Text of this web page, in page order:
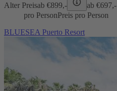
Alter Preisab €899,- ab €697,-
pro PersonPreis pro Person
BLUESEA Puerto Resort